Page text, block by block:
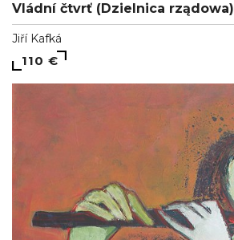
Vládní čtvrť (Dzielnica rządowa)
Jiří Kafká
110 €